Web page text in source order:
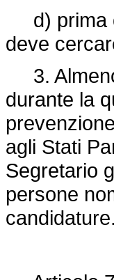
d) prima
deve
3.
durante la
agli Stati
Segretario
persone
candidature.